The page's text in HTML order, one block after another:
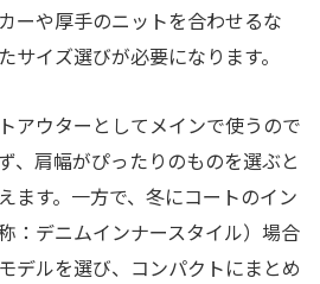
ーや厚手のニットを合わせるな
サイズ選びが必要になります。
アウターとしてメインで使うので
、肩幅がぴったりのものを選ぶと
ます。一方で、冬にコートのイン
：デニムインナースタイル）場合
デルを選び、コンパクトにまとめ